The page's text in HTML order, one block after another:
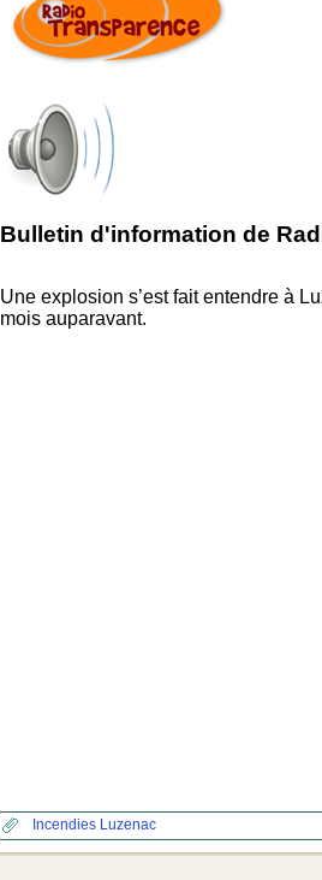
Bulletin d'information de
Une explosion s’est fait entendre à
mois auparavant.
Incendies Luzenac